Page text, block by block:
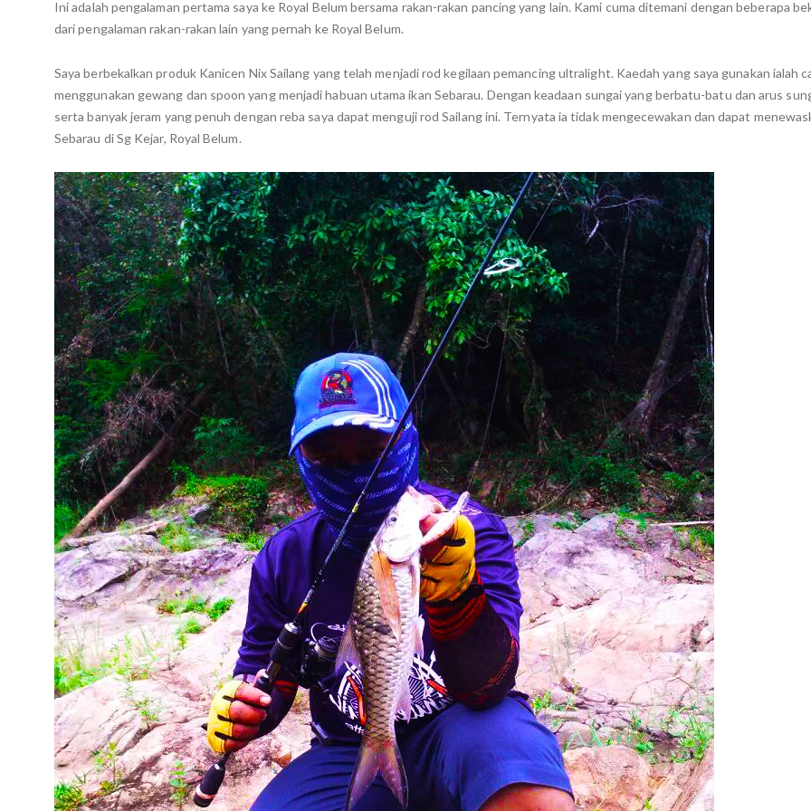
Ini adalah pengalaman pertama saya ke Royal Belum bersama rakan-rakan pancing yang lain. Kami cuma ditemani dengan beberapa
dari pengalaman rakan-rakan lain yang pernah ke Royal Belum.
Saya berbekalkan produk Kanicen Nix Sailang yang telah menjadi rod kegilaan pemancing ultralight. Kaedah yang saya gunakan ialah
menggunakan gewang dan spoon yang menjadi habuan utama ikan Sebarau. Dengan keadaan sungai yang berbatu-batu dan arus
serta banyak jeram yang penuh dengan reba saya dapat menguji rod Sailang ini. Ternyata ia tidak mengecewakan dan dapat
Sebarau di Sg Kejar, Royal Belum.